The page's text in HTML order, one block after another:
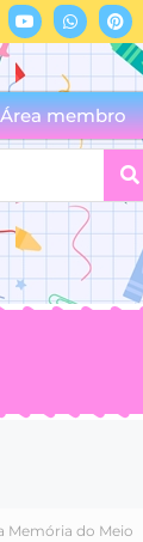
Área membro
Memória do Meio